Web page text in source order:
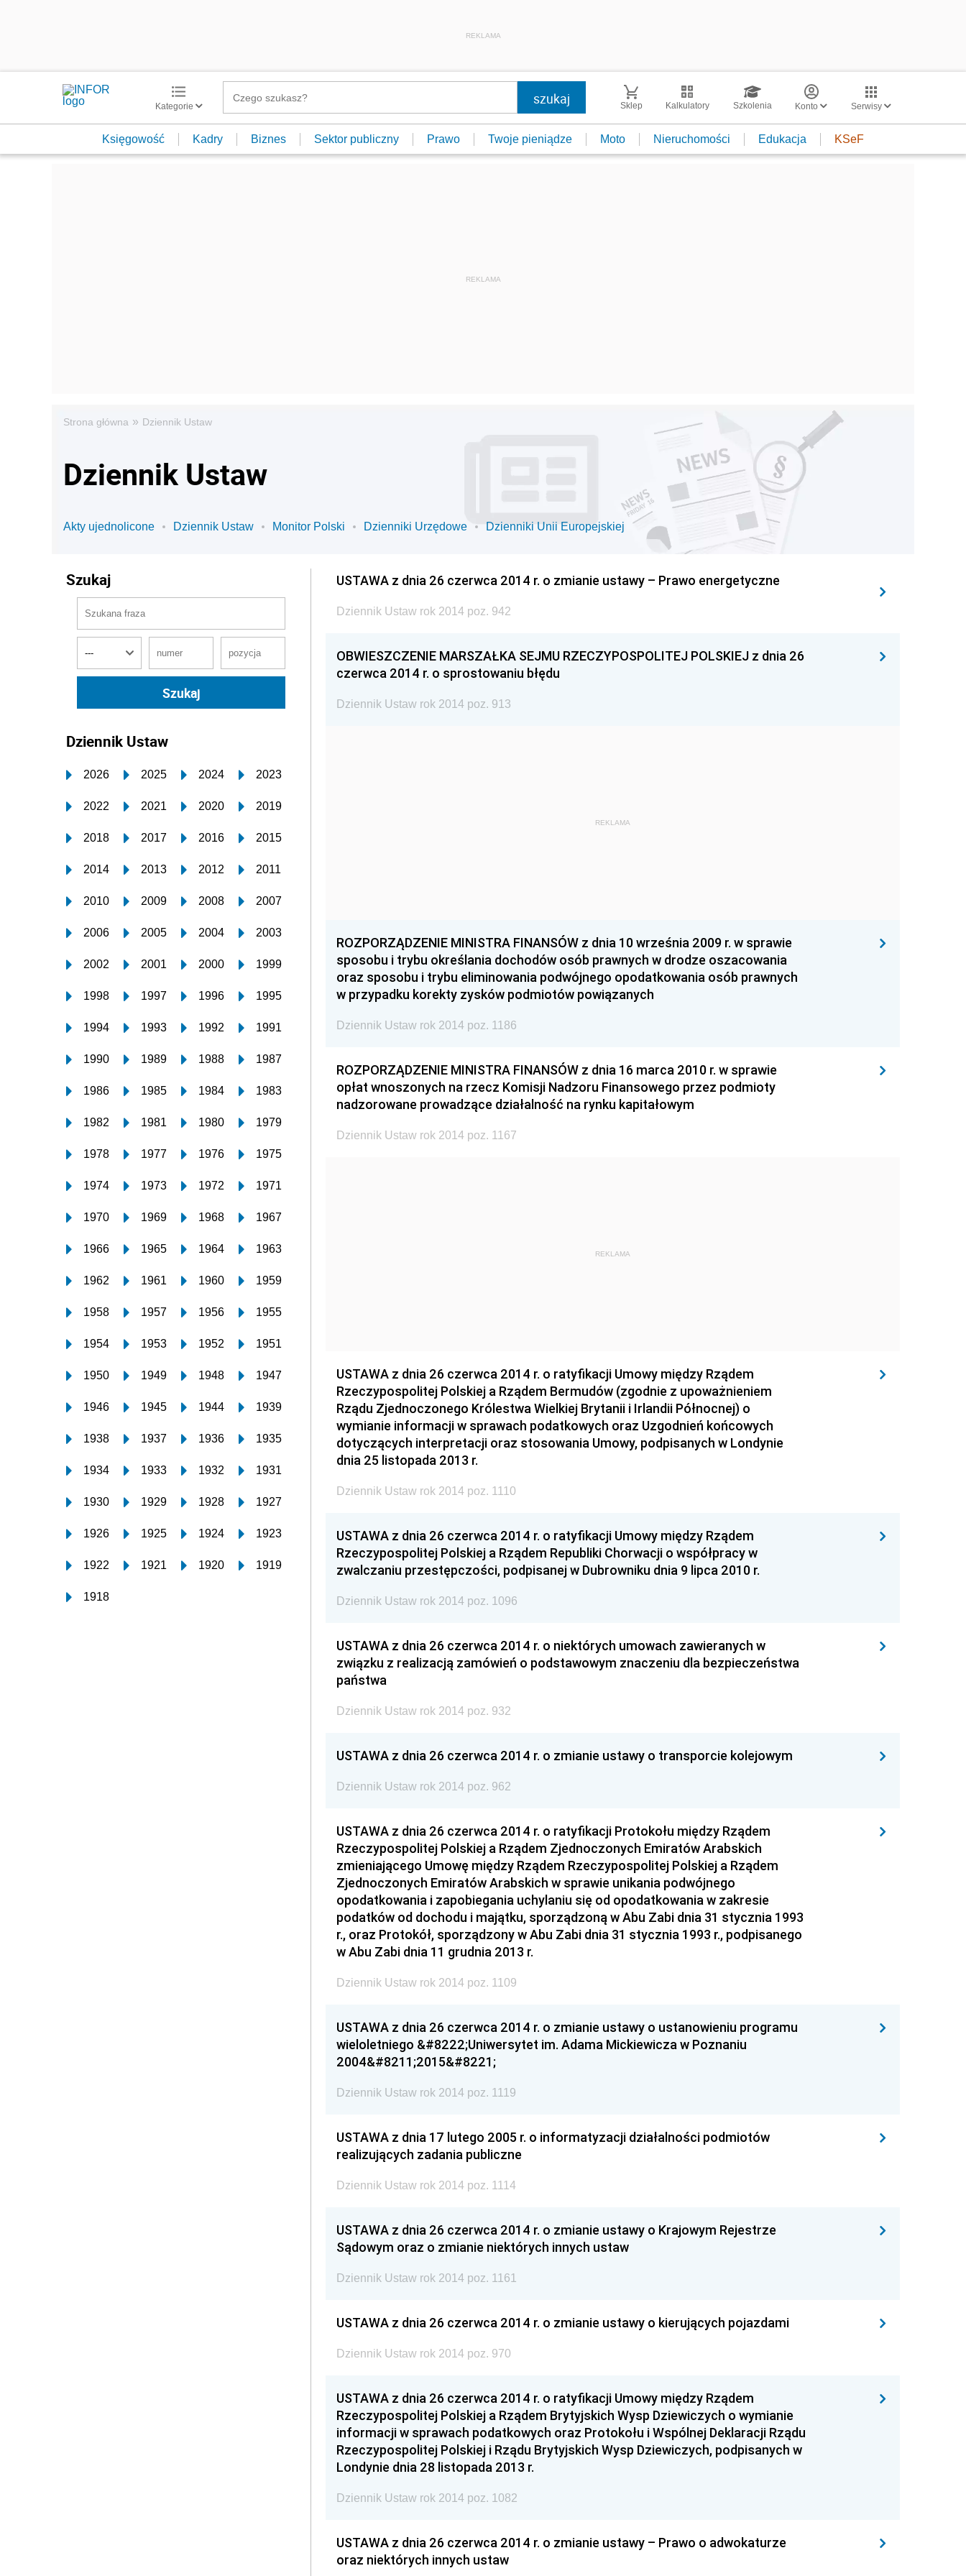
REKLAMA
Kategorie Sklep Kalkulatory Szkolenia Konto Serwisy
Księgowość Kadry Biznes Sektor publiczny Prawo Twoje pieniądze Moto Nieruchomości Edukacja KSeF
Strona główna » Dziennik Ustaw
Dziennik Ustaw
Akty ujednolicone Dziennik Ustaw Monitor Polski Dzienniki Urzędowe Dzienniki Unii Europejskiej
Szukaj
Dziennik Ustaw
2026 2025 2024 2023
2022 2021 2020 2019
2018 2017 2016 2015
2014 2013 2012 2011
2010 2009 2008 2007
2006 2005 2004 2003
2002 2001 2000 1999
1998 1997 1996 1995
1994 1993 1992 1991
1990 1989 1988 1987
1986 1985 1984 1983
1982 1981 1980 1979
1978 1977 1976 1975
1974 1973 1972 1971
1970 1969 1968 1967
1966 1965 1964 1963
1962 1961 1960 1959
1958 1957 1956 1955
1954 1953 1952 1951
1950 1949 1948 1947
1946 1945 1944 1939
1938 1937 1936 1935
1934 1933 1932 1931
1930 1929 1928 1927
1926 1925 1924 1923
1922 1921 1920 1919
1918
USTAWA z dnia 26 czerwca 2014 r. o zmianie ustawy – Prawo energetyczne
Dziennik Ustaw rok 2014 poz. 942
OBWIESZCZENIE MARSZAŁKA SEJMU RZECZYPOSPOLITEJ POLSKIEJ z dnia 26
czerwca 2014 r. o sprostowaniu błędu
Dziennik Ustaw rok 2014 poz. 913
REKLAMA
ROZPORZĄDZENIE MINISTRA FINANSÓW z dnia 10 września 2009 r. w sprawie
sposobu i trybu określania dochodów osób prawnych w drodze oszacowania
oraz sposobu i trybu eliminowania podwójnego opodatkowania osób prawnych
w przypadku korekty zysków podmiotów powiązanych
Dziennik Ustaw rok 2014 poz. 1186
ROZPORZĄDZENIE MINISTRA FINANSÓW z dnia 16 marca 2010 r. w sprawie
opłat wnoszonych na rzecz Komisji Nadzoru Finansowego przez podmioty
nadzorowane prowadzące działalność na rynku kapitałowym
Dziennik Ustaw rok 2014 poz. 1167
REKLAMA
USTAWA z dnia 26 czerwca 2014 r. o ratyfikacji Umowy między Rządem
Rzeczypospolitej Polskiej a Rządem Bermudów (zgodnie z upoważnieniem
Rządu Zjednoczonego Królestwa Wielkiej Brytanii i Irlandii Północnej) o
wymianie informacji w sprawach podatkowych oraz Uzgodnień końcowych
dotyczących interpretacji oraz stosowania Umowy, podpisanych w Londynie
dnia 25 listopada 2013 r.
Dziennik Ustaw rok 2014 poz. 1110
USTAWA z dnia 26 czerwca 2014 r. o ratyfikacji Umowy między Rządem
Rzeczypospolitej Polskiej a Rządem Republiki Chorwacji o współpracy w
zwalczaniu przestępczości, podpisanej w Dubrowniku dnia 9 lipca 2010 r.
Dziennik Ustaw rok 2014 poz. 1096
USTAWA z dnia 26 czerwca 2014 r. o niektórych umowach zawieranych w
związku z realizacją zamówień o podstawowym znaczeniu dla bezpieczeństwa
państwa
Dziennik Ustaw rok 2014 poz. 932
USTAWA z dnia 26 czerwca 2014 r. o zmianie ustawy o transporcie kolejowym
Dziennik Ustaw rok 2014 poz. 962
USTAWA z dnia 26 czerwca 2014 r. o ratyfikacji Protokołu między Rządem
Rzeczypospolitej Polskiej a Rządem Zjednoczonych Emiratów Arabskich
zmieniającego Umowę między Rządem Rzeczypospolitej Polskiej a Rządem
Zjednoczonych Emiratów Arabskich w sprawie unikania podwójnego
opodatkowania i zapobiegania uchylaniu się od opodatkowania w zakresie
podatków od dochodu i majątku, sporządzoną w Abu Zabi dnia 31 stycznia 1993
r., oraz Protokół, sporządzony w Abu Zabi dnia 31 stycznia 1993 r., podpisanego
w Abu Zabi dnia 11 grudnia 2013 r.
Dziennik Ustaw rok 2014 poz. 1109
USTAWA z dnia 26 czerwca 2014 r. o zmianie ustawy o ustanowieniu programu
wieloletniego &#8222;Uniwersytet im. Adama Mickiewicza w Poznaniu
2004&#8211;2015&#8221;
Dziennik Ustaw rok 2014 poz. 1119
USTAWA z dnia 17 lutego 2005 r. o informatyzacji działalności podmiotów
realizujących zadania publiczne
Dziennik Ustaw rok 2014 poz. 1114
USTAWA z dnia 26 czerwca 2014 r. o zmianie ustawy o Krajowym Rejestrze
Sądowym oraz o zmianie niektórych innych ustaw
Dziennik Ustaw rok 2014 poz. 1161
USTAWA z dnia 26 czerwca 2014 r. o zmianie ustawy o kierujących pojazdami
Dziennik Ustaw rok 2014 poz. 970
USTAWA z dnia 26 czerwca 2014 r. o ratyfikacji Umowy między Rządem
Rzeczypospolitej Polskiej a Rządem Brytyjskich Wysp Dziewiczych o wymianie
informacji w sprawach podatkowych oraz Protokołu i Wspólnej Deklaracji Rządu
Rzeczypospolitej Polskiej i Rządu Brytyjskich Wysp Dziewiczych, podpisanych w
Londynie dnia 28 listopada 2013 r.
Dziennik Ustaw rok 2014 poz. 1082
USTAWA z dnia 26 czerwca 2014 r. o zmianie ustawy – Prawo o adwokaturze
oraz niektórych innych ustaw